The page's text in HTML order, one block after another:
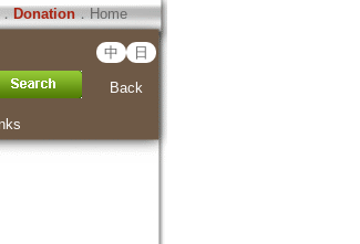
Donation．Home
中 日
Back